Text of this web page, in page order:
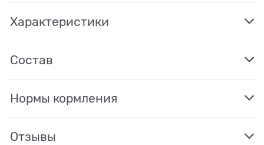
Характеристики
Состав
Нормы кормления
Отзывы